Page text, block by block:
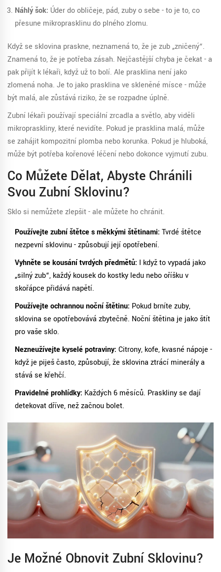
Náhlý šok: Úder do obličeje, pád, zuby o sebe - to je to, co
přesune mikroprasklinu do plného zlomu.
Když se sklovina praskne, neznamená to, že je zub „zničený“.
Znamená to, že je potřeba zásah. Nejčastější chyba je čekat - a
pak přijít k lékaři, když už to bolí. Ale prasklina není jako
zlomená noha. Je to jako prasklina ve skleněné mísce - může
být malá, ale zůstává riziko, že se rozpadne úplně.
Zubní lékaři používají speciální zrcadla a světlo, aby viděli
mikropraskliny, které nevidíte. Pokud je prasklina malá, může
se zahájit kompozitní plomba nebo korunka. Pokud je hluboká,
může být potřeba kořenové léčení nebo dokonce vyjmutí zubu.
Co Můžete Dělat, Abyste Chránili
Svou Zubní Sklovinu?
Sklo si nemůžete zlepšit - ale můžete ho chránit.
Používejte zubní štětce s měkkými štětinami: Tvrdé štětce
nezpevní sklovinu - způsobují její opotřebení.
Vyhněte se kousání tvrdých předmětů: I když to vypadá jako
„silný zub“, každý kousek do kostky ledu nebo oříšku v
skořápce přidává napětí.
Používejte ochrannou noční štětinu: Pokud brníte zuby,
sklovina se opotřebovává zbytečně. Noční štětina je jako štít
pro vaše sklo.
Nezneužívejte kyselé potraviny: Citrony, kofe, kvasné nápoje -
když je piješ často, způsobují, že sklovina ztrácí minerály a
stává se křehčí.
Pravidelné prohlídky: Každých 6 měsíců. Praskliny se dají
detekovat dříve, než začnou bolet.
Je Možné Obnovit Zubní Sklovinu?